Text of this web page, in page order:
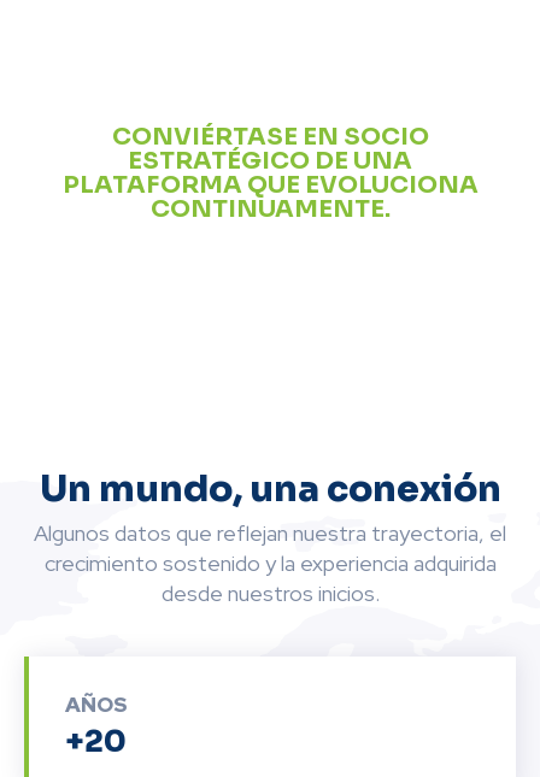
Un mundo, una conexión
Algunos datos que reflejan nuestra trayectoria, el
crecimiento sostenido y la experiencia adquirida
desde nuestros inicios.
AÑOS
+20